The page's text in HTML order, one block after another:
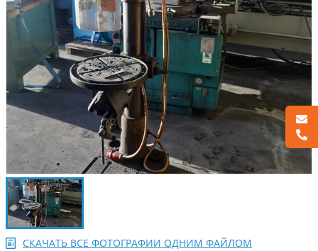
СКАЧАТЬ ВСЕ ФОТОГРАФИИ ОДНИМ ФАЙЛОМ